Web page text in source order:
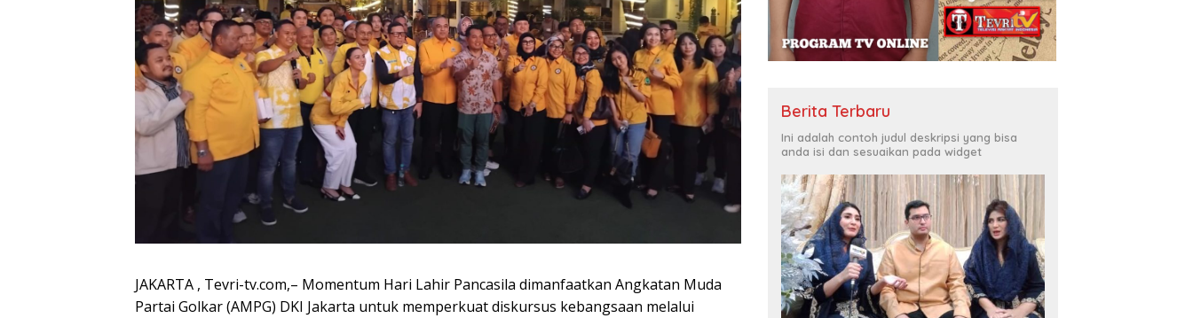
JAKARTA , Tevri-tv.com,– Momentum Hari Lahir Pancasila dimanfaatkan Angkatan Muda
Partai Golkar (AMPG) DKI Jakarta untuk memperkuat diskursus kebangsaan melalui
Berita Terbaru
Ini adalah contoh judul deskripsi yang bisa
anda isi dan sesuaikan pada widget